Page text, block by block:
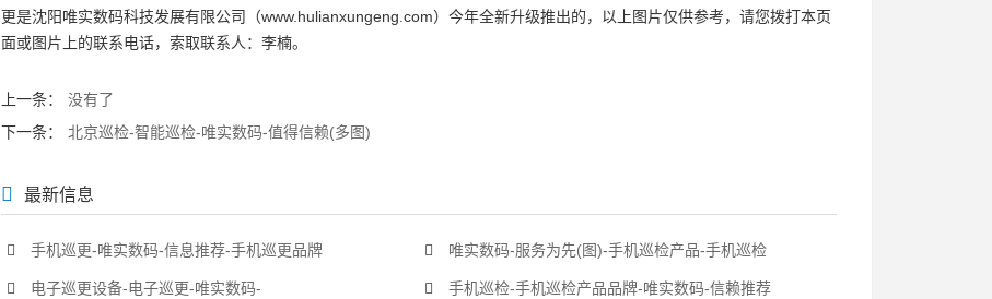
更是沈阳唯实数码科技发展有限公司（www.hulianxungeng.com）今年全新升级推出的，以上图片仅供参考，请您拨打本页
面或图片上的联系电话，索取联系人：李楠。
上一条：
没有了
下一条：
北京巡检-智能巡检-唯实数码-值得信赖(多图)
最新信息
手机巡更-唯实数码-信息推荐-手机巡更品牌 唯实数码-服务为先(图)-手机巡检产品-手机巡检
电子巡更设备-电子巡更-唯实数码- 手机巡检-手机巡检产品品牌-唯实数码-信赖推荐